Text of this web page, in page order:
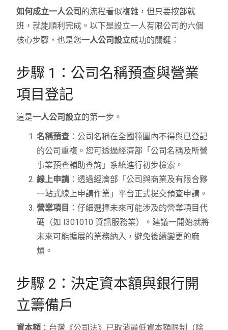
如何成立一人公司 的流程看似複雜，但只要按部就
班，就能順利完成。以下是設立一人有限公司的六個
核心步驟，也是您一人公司設立成功的關鍵：
步驟 1：公司名稱預查與營業
項目登記
這是一人公司設立的第一步。
名稱預查 ：公司名稱在全國範圍內不得與已登記
的公司重複。您可透過經濟部「公司名稱及所營
事業預查輔助查詢」系統進行初步檢索。
線上申請 ：透過經濟部「公司與商業及有限合夥
一站式線上申請作業」平台正式提交預查申請。
營業項目 ：仔細選擇未來可能涉及的營業項目代
碼（如 I301010 資訊服務業）。建議一開始就將
未來可能擴展的業務納入，避免後續變更的麻
煩。
步驟 2：決定資本額與銀行開
立籌備戶
資本額 ：台灣《公司法》已取消最低資本額限制（除